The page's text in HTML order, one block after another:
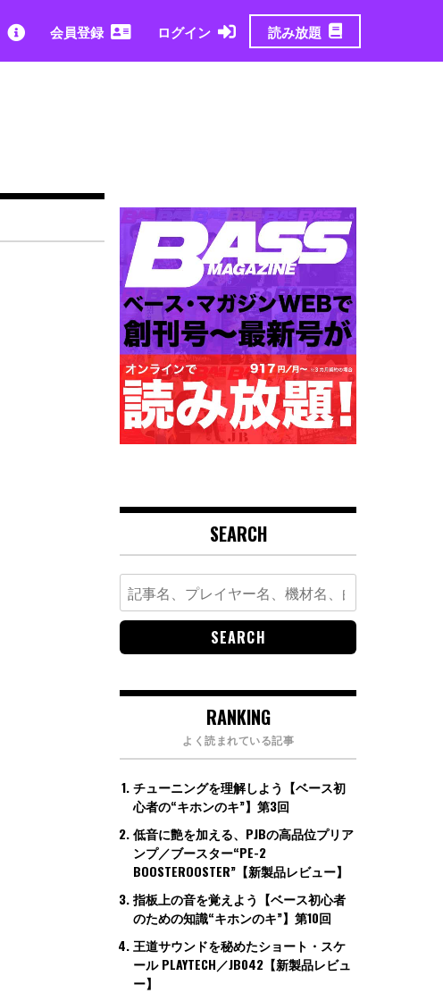
会員登録 ログイン 読み放題
SEARCH
Search
for:
RANKING
よく読まれている記事
チューニングを理解しよう【ベース初
心者の“キホンのキ”】第3回
低音に艶を加える、PJBの高品位プリア
ンプ／ブースター“PE-2
BOOSTEROOSTER”【新製品レビュー】
指板上の音を覚えよう【ベース初心者
のための知識“キホンのキ”】第10回
王道サウンドを秘めたショート・スケ
ール PLAYTECH／JB042【新製品レビュ
ー】